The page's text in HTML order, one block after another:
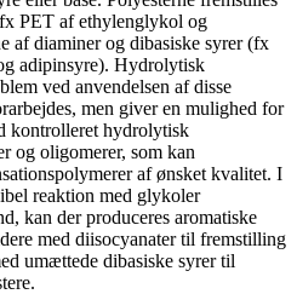
PET af ethylenglykol og
af diaminer og dibasiske syrer (fx
adipinsyre). Hydrolytisk
ved anvendelsen af disse
men giver en mulighed for
kontrolleret hydrolytisk
og oligomerer, som kan
af ønsket kvalitet. I
reaktion med glykoler
kan der produceres aromatiske
med diisocyanater til fremstilling
umættede dibasiske syrer til